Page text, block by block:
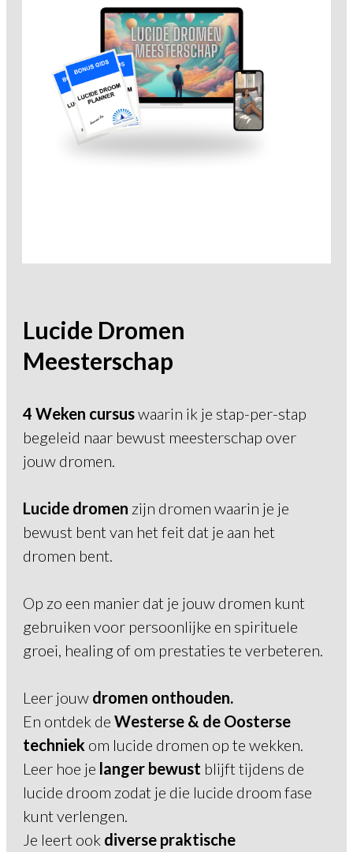
Lucide Dromen
Meesterschap
4 Weken cursuswaarin ik je stap-per-stap
begeleid naar bewust meesterschap over
jouw dromen.
Lucide dromen zijn dromen waarin je je
bewust bent van het feit dat je aan het
dromen bent.
Op zo een manier dat je jouw dromen kunt
gebruiken voor persoonlijke en spirituele
groei, healing of om prestaties te verbeteren.
Leer jouw dromen onthouden.
En ontdek de Westerse & de Oosterse
techniek om lucide dromen op te wekken.
Leer hoe je langer bewust blijft tijdens de
lucide droom zodat je die lucide droom fase
kunt verlengen.
Je leert ook diverse praktische